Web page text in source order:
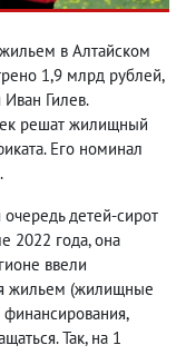
в Алтайском
1,9 млрд рублей,
Гилев.
решат жилищный
Его номинал
детей-сирот
2022 года, она
ввели
жильем (жилищные
Так, на 1